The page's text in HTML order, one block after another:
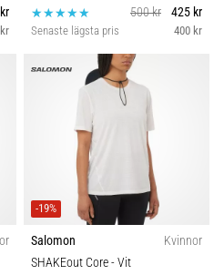
500 kr
425 kr
Senaste lägsta pris 400 kr
-19%
Salomon
Kvinnor
SHAKEout Core- Vit